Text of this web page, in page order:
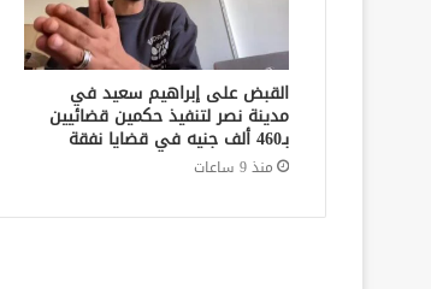
القبض على إبراهيم سعيد في
مدينة نصر لتنفيذ حكمين قضائيين
بـ460 ألف جنيه في قضايا نفقة
منذ 9 ساعات